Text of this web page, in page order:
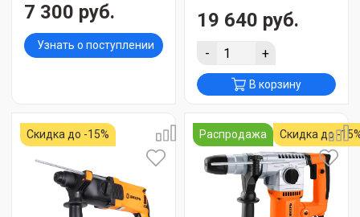
7 300 руб.
Узнать о поступлении
19 640 руб.
- +
В корзину
Скидка до -15% Распродажа Скидка до -